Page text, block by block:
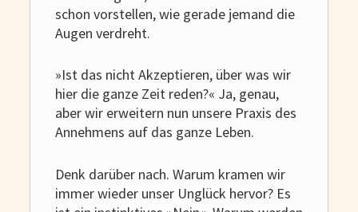
schon vorstellen, wie gerade jemand die
Augen verdreht.
»Ist das nicht Akzeptieren, über was wir
hier die ganze Zeit reden?« Ja, genau,
aber wir erweitern nun unsere Praxis des
Annehmens auf das ganze Leben.
Denk darüber nach. Warum kramen wir
immer wieder unser Unglück hervor? Es